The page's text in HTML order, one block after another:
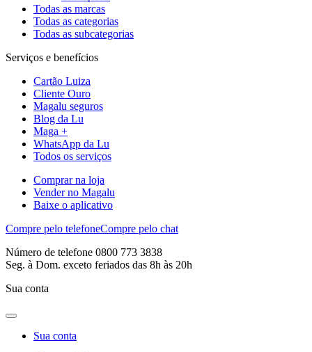
Todas as marcas
Todas as categorias
Todas as subcategorias
Serviços e benefícios
Cartão Luiza
Cliente Ouro
Magalu seguros
Blog da Lu
Maga +
WhatsApp da Lu
Todos os serviços
Comprar na loja
Vender no Magalu
Baixe o aplicativo
Compre pelo telefoneCompre pelo chat
Número de telefone 0800 773 3838
Seg. à Dom. exceto feriados das 8h às 20h
Sua conta
Sua conta